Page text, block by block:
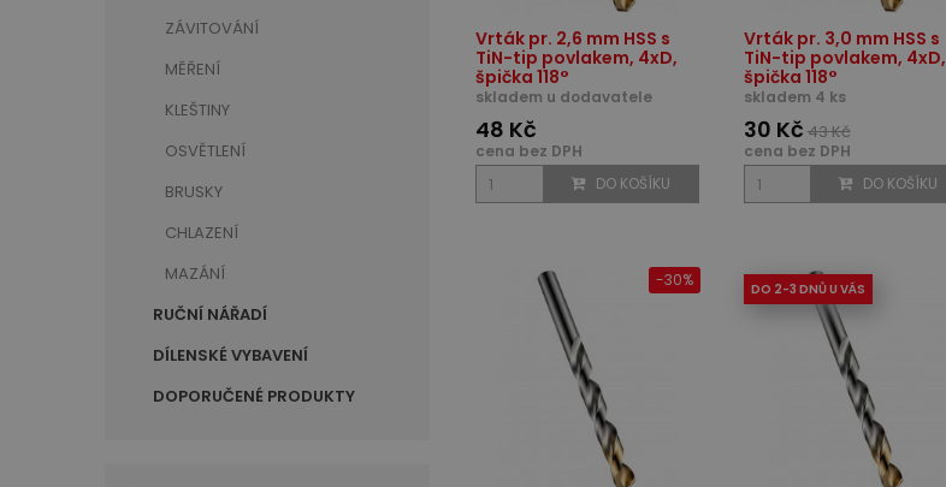
ZÁVITOVÁNÍ
MĚŘENÍ
KLEŠTINY
OSVĚTLENÍ
BRUSKY
CHLAZENÍ
MAZÁNÍ
RUČNÍ NÁŘADÍ
DÍLENSKÉ VYBAVENÍ
DOPORUČENÉ PRODUKTY
Vrták pr. 2,6 mm HSS s
TiN-tip povlakem, 4xD,
špička 118°
skladem u dodavatele
48 Kč
cena bez DPH
DO KOŠÍKU
Vrták pr. 3,0 mm HSS s
TiN-tip povlakem, 4xD,
špička 118°
skladem 4 ks
30 Kč43 Kč
cena bez DPH
DO KOŠÍKU
-30% DO 2-3 DNŮ U VÁS